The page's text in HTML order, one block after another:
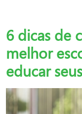
6 dicas de
melhor
educar